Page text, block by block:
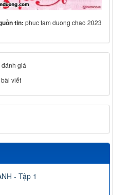
tin: phuc tam duong chao 2023
giá
viết
- Tập 1